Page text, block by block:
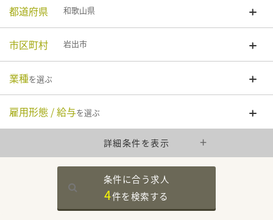
都道府県 和歌山県
市区町村 岩出市
業種を選ぶ
雇用形態 / 給与を選ぶ
詳細条件を表示
条件に合う求人
4件を検索する